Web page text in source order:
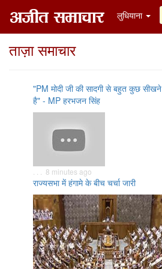
लुधियाना
ताज़ा समाचार
"PM मोदी जी की सादगी से बहुत कुछ सीखने
है" - MP हरभजन सिंह
. . . 8 minutes ago
राज्यसभा में हंगामे के बीच चर्चा जारी